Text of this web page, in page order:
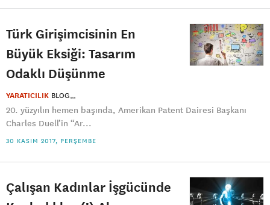
Türk Girişimcisinin En
Büyük Eksiği: Tasarım
Odaklı Düşünme
YARATICILIK BLOG
20. yüzyılın hemen başında, Amerikan Patent Dairesi Başkanı
Charles Duell’in “Ar...
30 KASIM 2017, PERŞEMBE
Çalışan Kadınlar İşgücünde